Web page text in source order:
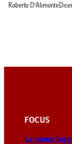
Roberto D’Alimonte
FOCUS
La nuova